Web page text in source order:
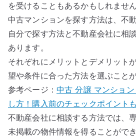
を受けることもあるかもしれません
中古マンションを探す方法は、不
自分で探す方法と不動産会社に相
あります。
それぞれにメリットとデメリット
望や条件に合った方法を選ぶことが
参考ページ： 中古 分譲 マンショ
し方！購入前のチェックポイント
不動産会社に相談する方法では、
未掲載の物件情報を得ることがで